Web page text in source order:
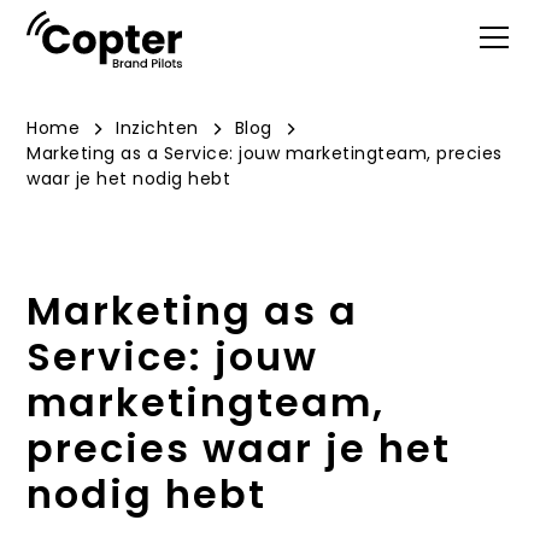
Home Inzichten
Blog
Marketing as a Service: jouw marketingteam, precies
waar je het nodig hebt
Marketing as a
Service: jouw
marketingteam,
precies waar je het
nodig hebt